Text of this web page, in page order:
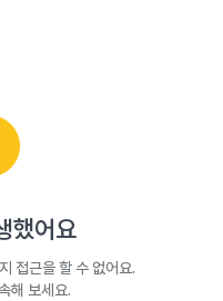
했어요
접근을 할 수 없어요.
해 보세요.